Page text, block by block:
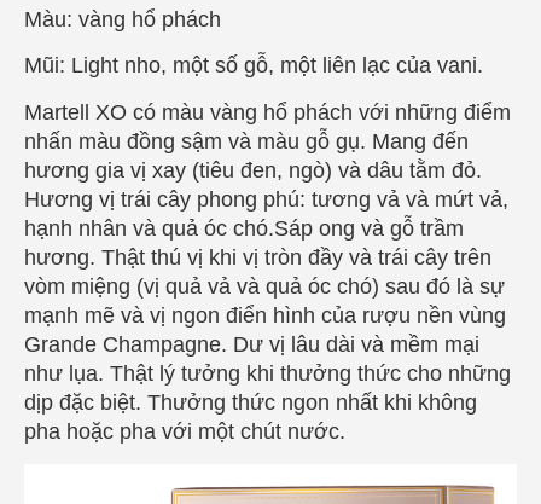
Màu: vàng hổ phách
Mũi: Light nho, một số gỗ, một liên lạc của vani.
Martell XO có màu vàng hổ phách với những điểm
nhấn màu đồng sậm và màu gỗ gụ. Mang đến
hương gia vị xay (tiêu đen, ngò) và dâu tằm đỏ.
Hương vị trái cây phong phú: tương vả và mứt vả,
hạnh nhân và quả óc chó.Sáp ong và gỗ trầm
hương. Thật thú vị khi vị tròn đầy và trái cây trên
vòm miệng (vị quả vả và quả óc chó) sau đó là sự
mạnh mẽ và vị ngon điển hình của rượu nền vùng
Grande Champagne. Dư vị lâu dài và mềm mại
như lụa. Thật lý tưởng khi thưởng thức cho những
dịp đặc biệt. Thưởng thức ngon nhất khi không
pha hoặc pha với một chút nước.